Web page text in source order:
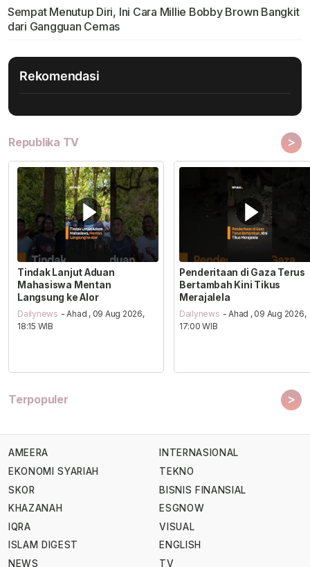
Sempat Menutup Diri, Ini Cara Millie Bobby Brown Bangkit
dari Gangguan Cemas
Rekomendasi
Republika TV >
Tindak Lanjut Aduan
Mahasiswa Mentan
Langsung ke Alor
Dailynews - Ahad , 09 Aug 2026,
18:15 WIB
Penderitaan di Gaza Terus
Bertambah Kini Tikus
Merajalela
Dailynews - Ahad , 09 Aug 2026,
17:00 WIB
Terpopuler >
AMEERA
EKONOMI SYARIAH
SKOR
KHAZANAH
IQRA
ISLAM DIGEST
NEWS
INTERNASIONAL
TEKNO
BISNIS FINANSIAL
ESGNOW
VISUAL
ENGLISH
TV